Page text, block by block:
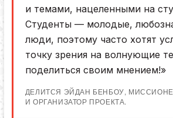
и темами, нацеленными на
Студенты — молодые,
люди, поэтому часто хотят
точку зрения на волнующие
поделиться своим мнением!»
ДЕЛИТСЯ ЭЙДАН БЕНБОУ,
И ОРГАНИЗАТОР ПРОЕКТА.